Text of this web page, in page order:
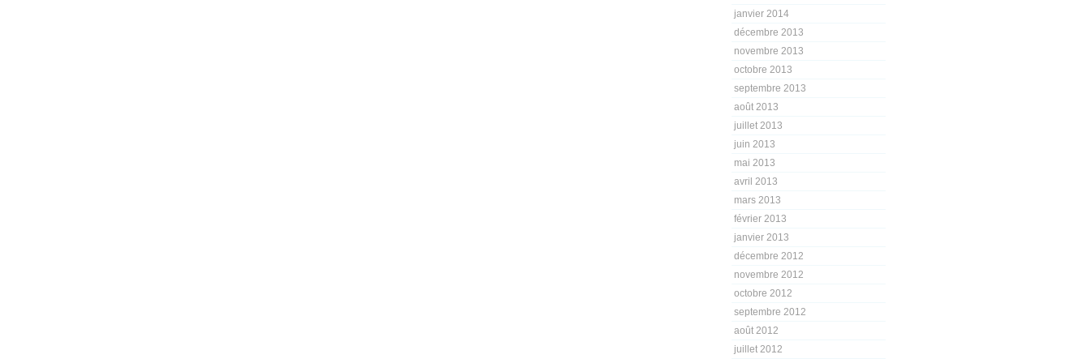
janvier 2014
décembre 2013
novembre 2013
octobre 2013
septembre 2013
août 2013
juillet 2013
juin 2013
mai 2013
avril 2013
mars 2013
février 2013
janvier 2013
décembre 2012
novembre 2012
octobre 2012
septembre 2012
août 2012
juillet 2012